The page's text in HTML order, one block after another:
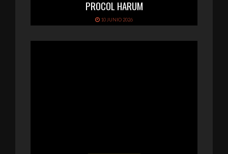
PROCOL HARUM
10 JUNIO 2026